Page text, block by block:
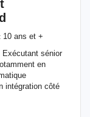
10 ans et +
Exécutant sénior
en
intégration côté